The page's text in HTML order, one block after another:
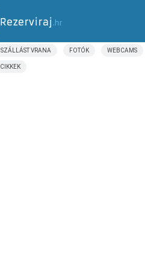
SZÁLLÁST VRANA FOTÓK WEBCAMS
CIKKEK